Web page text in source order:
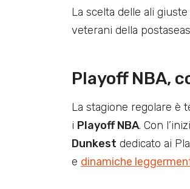
La scelta delle ali
veterani della
Playoff NBA,
La stagione regolare è
i Playoff NBA. Con
Dunkest dedicato ai
e dinamiche